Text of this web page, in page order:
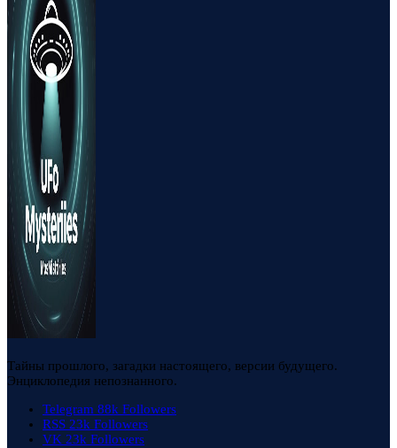
Тайны прошлого, загадки настоящего, версии будущего.
Энциклопедия непознанного.
Telegram 88k Followers
RSS 23k Followers
VK 23k Followers